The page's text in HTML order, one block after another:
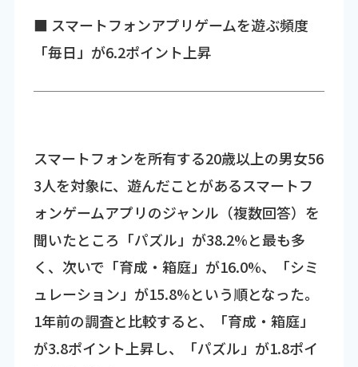
■ スマートフォンアプリゲームを遊ぶ頻度
「毎日」が6.2ポイント上昇
スマートフォンを所有する20歳以上の男女56
3人を対象に、遊んだことがあるスマートフ
ォンゲームアプリのジャンル（複数回答）を
聞いたところ「パズル」が38.2%と最も多
く、次いで「育成・箱庭」が16.0%、「シミ
ュレーション」が15.8%という順となった。
1年前の調査と比較すると、「育成・箱庭」
が3.8ポイント上昇し、「パズル」が1.8ポイ